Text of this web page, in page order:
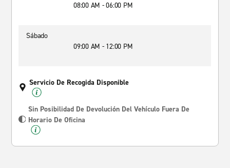
08:00 AM - 06:00 PM
Sábado
09:00 AM - 12:00 PM
Servicio De Recogida Disponible
Sin Posibilidad De Devolución Del Vehículo Fuera De
Horario De Oficina